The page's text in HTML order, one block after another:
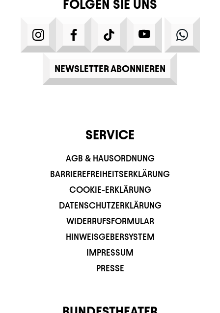
FOLGEN SIE UNS
INSTAGRAMFACEBOOKTIKTOK YOUTUBE
NEWSLETTER ABONNIEREN
SERVICE
AGB & HAUSORDNUNG
BARRIEREFREIHEITSERKLÄRUNG
COOKIE-ERKLÄRUNG
DATENSCHUTZERKLÄRUNG
WIDERRUFSFORMULAR
HINWEISGEBERSYSTEM
IMPRESSUM
PRESSE